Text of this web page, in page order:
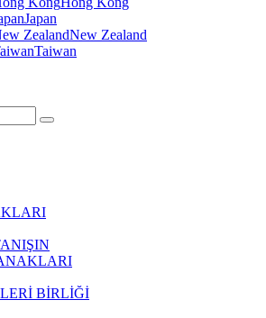
Japan
New Zealand
Taiwan
BİRLİĞİ